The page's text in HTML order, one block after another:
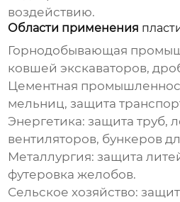
воздействию.
Области применения
Горнодобывающая
ковшей экскаваторов,
Цементная
мельниц, защита
Энергетика: защита труб,
вентиляторов, бункеров
Металлургия: защита
футеровка желобов.
Сельское хозяйство: